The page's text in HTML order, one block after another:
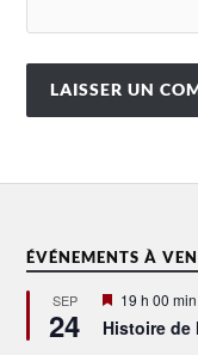
ÉVÉNEMENTS À
SEP
24
Mis
avant
19 h 00 min
Histoire de